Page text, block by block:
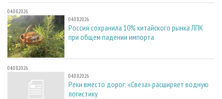
04.08.2026
04.08.2026
Россия сохранила 10% китайского рынка ЛПК
при общем падении импорта
04.08.2026
04.08.2026
Реки вместо дорог: «Свеза» расширяет водную
логистику